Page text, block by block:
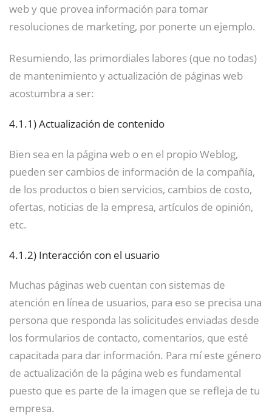
web y que provea información para tomar
resoluciones de marketing, por ponerte un ejemplo.
Resumiendo, las primordiales labores (que no todas)
de mantenimiento y actualización de páginas web
acostumbra a ser:
4.1.1)Actualización de contenido
Bien sea en la página web o en el propio Weblog,
pueden ser cambios de información de la compañía,
de los productos o bien servicios, cambios de costo,
ofertas, noticias de la empresa, artículos de opinión,
etc.
4.1.2) Interacción con el usuario
Muchas páginas web cuentan con sistemas de
atención en línea de usuarios, para eso se precisa una
persona que responda las solicitudes enviadas desde
los formularios de contacto, comentarios, que esté
capacitada para dar información. Para mí este género
de actualización de la página web es fundamental
puesto que es parte de la imagen que se refleja de tu
empresa.